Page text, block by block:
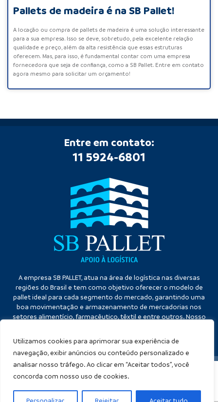
Utilizamos cookies para aprimorar sua experiência de
navegação, exibir anúncios ou conteúdo personalizado e
analisar nosso tráfego. Ao clicar em “Aceitar todos”, você
concorda com nosso uso de cookies.
Pallets de madeira é na SB Pallet!
A locação ou compra de pallets de madeira é uma solução interessante
para a sua empresa. Isso se deve, sobretudo, pela excelente relação
qualidade e preço, além da alta resistência que essas estruturas
oferecem. Mas, para isso, é fundamental contar com uma empresa
fornecedora que seja de confiança, como a SB Pallet. Entre em contato
agora mesmo para solicitar um orçamento!
Entre em contato:
11 5924-6801
A empresa SB PALLET, atua na área de logística nas diversas
regiões do Brasil e tem como objetivo oferecer o modelo de
pallet ideal para cada segmento do mercado, garantindo uma
boa movimentação e armazenamento de mercadorias nos
setores alimentício, farmacêutico, têxtil e entre outros. Nosso